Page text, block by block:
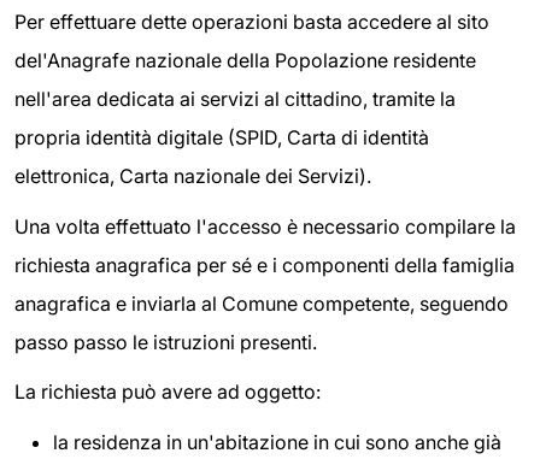
Per effettuare dette operazioni basta accedere al sito
del'Anagrafe nazionale della Popolazione residente
nell'area dedicata ai servizi al cittadino, tramite la
propria identità digitale (SPID, Carta di identità
elettronica, Carta nazionale dei Servizi).
Una volta effettuato l'accesso è necessario compilare la
richiesta anagrafica per sé e i componenti della famiglia
anagrafica e inviarla al Comune competente, seguendo
passo passo le istruzioni presenti.
La richiesta può avere ad oggetto:
la residenza in un'abitazione in cui sono anche già